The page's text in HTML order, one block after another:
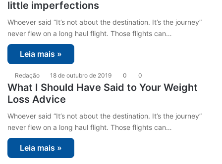
little imperfections
Whoever said “It’s not about the destination. It’s the journey”
never flew on a long haul flight. Those flights can…
Leia mais »
Redação 18 de outubro de 2019 0 0
What I Should Have Said to Your Weight
Loss Advice
Whoever said “It’s not about the destination. It’s the journey”
never flew on a long haul flight. Those flights can…
Leia mais »